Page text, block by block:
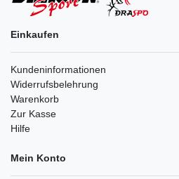
Einkaufen
Kundeninformationen
Widerrufsbelehrung
Warenkorb
Zur Kasse
Hilfe
Mein Konto